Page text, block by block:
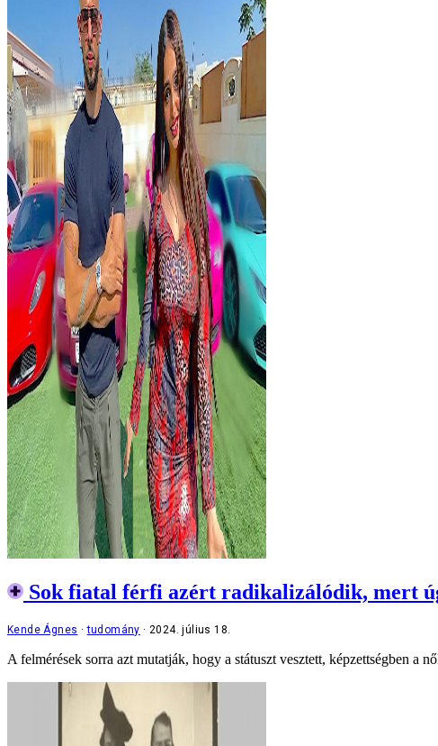
Sok fiatal férfi azért radikalizálódik, mert
Kende Ágnes tudomány 2024. július 18.
A felmérések sorra azt mutatják, hogy a státuszt vesztett, képzettségben a